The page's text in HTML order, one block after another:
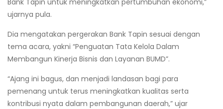
ujarnya pula.
Dia mengatakan pergerakan Bank Tapin sesuai dengan
tema acara, yakni “Penguatan Tata Kelola Dalam
Membangun Kinerja Bisnis dan Layanan BUMD”.
“Ajang ini bagus, dan menjadi landasan bagi para
pemenang untuk terus meningkatkan kualitas serta
kontribusi nyata dalam pembangunan daerah,” ujar